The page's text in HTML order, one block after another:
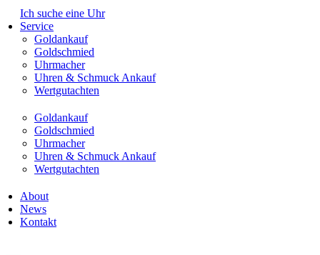
Ich suche eine Uhr
Service
Goldankauf
Goldschmied
Uhrmacher
Uhren & Schmuck Ankauf
Wertgutachten
Goldankauf
Goldschmied
Uhrmacher
Uhren & Schmuck Ankauf
Wertgutachten
About
News
Kontakt